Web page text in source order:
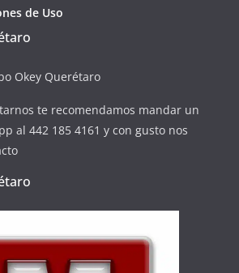
de Uso
Okey Querétaro
te recomendamos mandar un
al 442 185 4161 y con gusto nos